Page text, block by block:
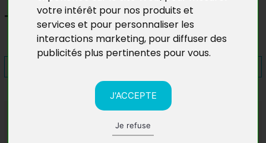
votre intérêt pour nos produits et
services et pour personnaliser les
interactions marketing, pour diffuser des
publicités plus pertinentes pour vous.
J'ACCEPTE
Je refuse
Tremblements
A lire également